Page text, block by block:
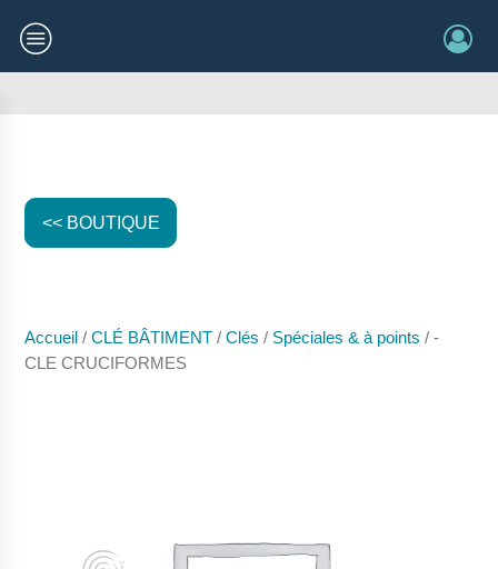
<< BOUTIQUE
Accueil /CLÉ BÂTIMENT /Clés / Spéciales & à points / -
CLE CRUCIFORMES